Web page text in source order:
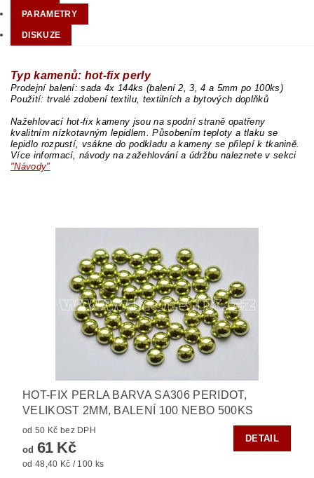
PARAMETRY
DISKUZE
Typ kamenů: hot-fix perly
Prodejní balení: sada 4x 144ks (balení 2, 3, 4 a 5mm po 100ks)
Použití: trvalé zdobení textilu, textilních a bytových doplňků
Nažehlovací hot-fix kameny jsou na spodní straně opatřeny
kvalitním nízkotavným lepidlem. Působením teploty a tlaku se
lepidlo rozpustí, vsákne do podkladu a kameny se přilepí k tkanině.
Více informací, návody na zažehlování a údržbu naleznete v sekci
"Návody"
HOT-FIX PERLA BARVA SA306 PERIDOT,
VELIKOST 2MM, BALENÍ 100 NEBO 500KS
od 50 Kč bez DPH
od 61 Kč
od 48,40 Kč / 100 ks
DETAIL